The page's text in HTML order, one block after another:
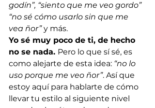
godín”, “siento que me veo gordo”
“no sé cómo usarlo sin que me
vea ñor” y más.
Yo sé muy poco de ti, de hecho
no se nada. Pero lo que sí sé, es
como alejarte de esta idea: “no lo
uso porque me veo ñor”. Así que
estoy aquí para hablarte de cómo
llevar tu estilo al siguiente nivel